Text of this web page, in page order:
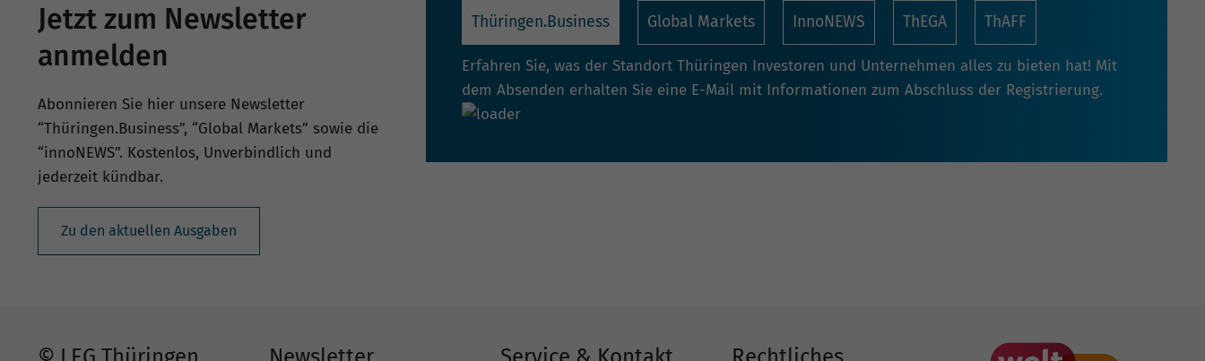
Jetzt zum Newsletter
anmelden
Abonnieren Sie hier unsere Newsletter
“Thüringen.Business”, “Global Markets” sowie die
“innoNEWS”. Kostenlos, Unverbindlich und
jederzeit kündbar.
Zu den aktuellen Ausgaben
Thüringen.Business Global Markets InnoNEWS ThEGA ThAFF
Erfahren Sie, was der Standort Thüringen Investoren und Unternehmen alles zu bieten hat! Mit
dem Absenden erhalten Sie eine E-Mail mit Informationen zum Abschluss der Registrierung.